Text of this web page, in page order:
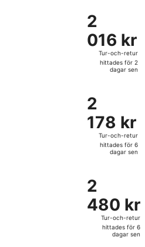
6
dagar
sen
2
016 kr
Tur-
och-
retur,
hittades
2
dagar
sen
2
016 kr
Tur-och-retur
hittades för 2
dagar sen
2
178 kr
Tur-
och-
retur,
hittades
6
dagar
sen
2
178 kr
Tur-och-retur
hittades för 6
dagar sen
2
480 kr
Tur-
och-
retur,
hittades
2
480 kr
Tur-och-retur
hittades för 6
dagar sen